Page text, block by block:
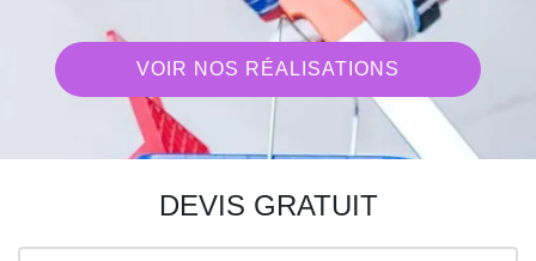
VOIR NOS RÉALISATIONS
DEVIS GRATUIT